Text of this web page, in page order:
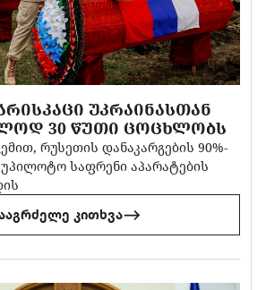
ᲣᲙᲠᲐᲘᲜᲐᲡᲗᲐᲜ
30 ᲬᲣᲗᲘ ᲪᲝᲪᲮᲚᲝᲑᲡ
რუსეთის დანაკარგების 90%-
საფრენი აპარატების
კითხვა